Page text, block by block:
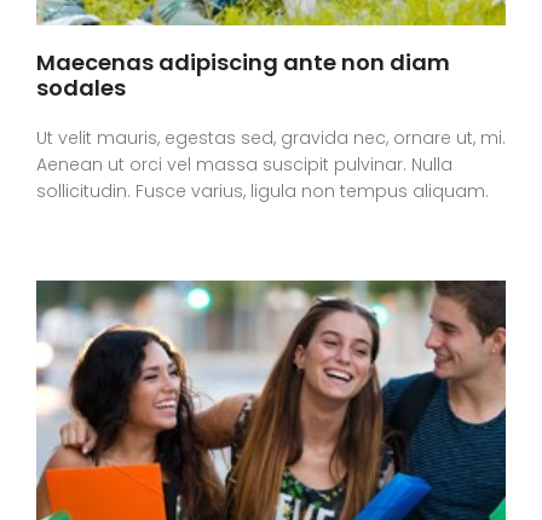
Maecenas adipiscing ante non diam
sodales
Ut velit mauris, egestas sed, gravida nec, ornare ut, mi.
Aenean ut orci vel massa suscipit pulvinar. Nulla
sollicitudin. Fusce varius, ligula non tempus aliquam.